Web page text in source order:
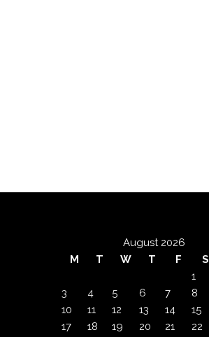
August 2026
M
T W T F S
1
3
4 5 6 7 8
10
11 12 13 14 15
17
18 19 20 21 22